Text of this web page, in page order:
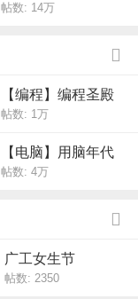
帖数: 14万
【编程】编程圣殿
帖数: 1万
【电脑】用脑年代
帖数: 4万
广工女生节
帖数: 2350